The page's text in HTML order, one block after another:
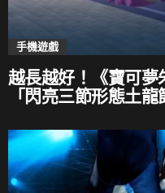
手機遊戲
越長越好！《寶可
「閃亮三節形態土龍